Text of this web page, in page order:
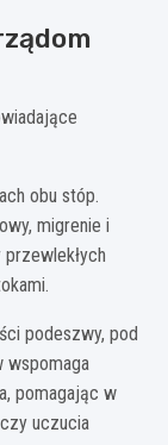
obu stóp.
migrenie i
podeszwy, pod
wspomaga
pomagając w
uczucia